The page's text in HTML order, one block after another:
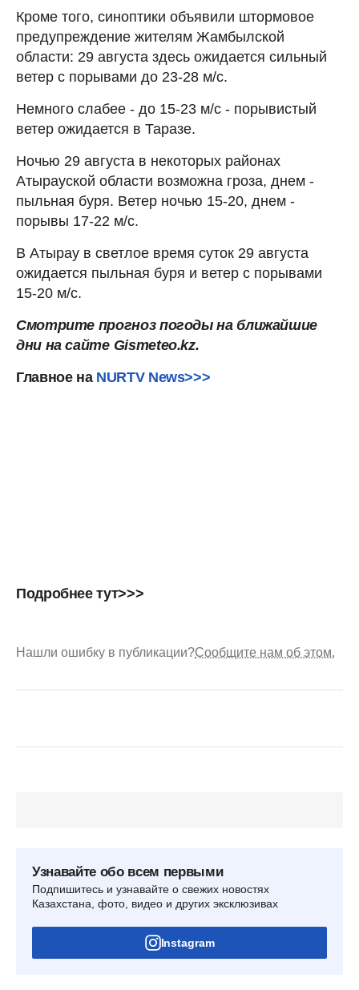
Кроме того, синоптики объявили штормовое
предупреждение жителям Жамбылской
области: 29 августа здесь ожидается сильный
ветер с порывами до 23-28 м/с.
Немного слабее - до 15-23 м/с - порывистый
ветер ожидается в Таразе.
Ночью 29 августа в некоторых районах
Атырауской области возможна гроза, днем -
пыльная буря. Ветер ночью 15-20, днем -
порывы 17-22 м/с.
В Атырау в светлое время суток 29 августа
ожидается пыльная буря и ветер с порывами
15-20 м/с.
Смотрите прогноз погоды на ближайшие
дни на сайте Gismeteo.kz.
Главное на NURTV News>>>
Подробнее тут>>>
Нашли ошибку в публикации?Сообщите нам об этом.
Узнавайте обо всем первыми
Подпишитесь и узнавайте о свежих новостях
Казахстана, фото, видео и других эксклюзивах
Instagram